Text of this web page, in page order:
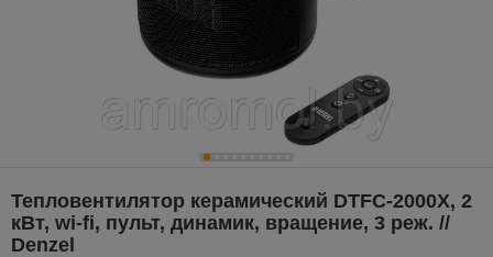
Тепловентилятор керамический DTFC-2000X, 2
кВт, wi-fi, пульт, динамик, вращение, 3 реж. //
Denzel